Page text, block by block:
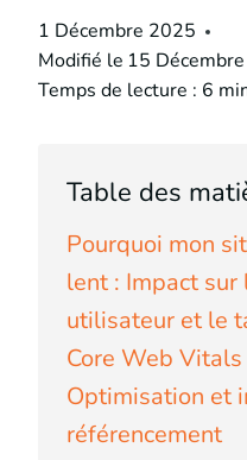
1 Décembre 2025
Modifié le 15
Temps de lecture : 6
Table des
Pourquoi mon
lent : Impact sur
utilisateur et le
Core Web
Optimisation et
référencement